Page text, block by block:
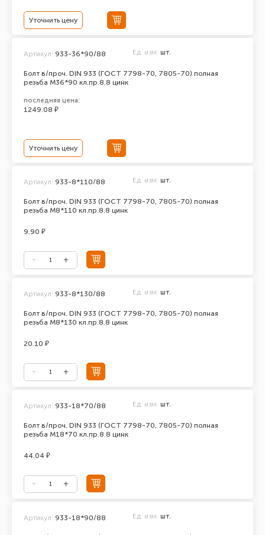
Уточнить цену
Болт в/проч. DIN 933 (ГОСТ 7798-70, 7805-70) полная
резьба М36*90 кл.пр.8.8 цинк
Артикул: 933-36*90/88 Ед. изм. шт.
последняя цена:
1249.08 ₽
Уточнить цену
Болт в/проч. DIN 933 (ГОСТ 7798-70, 7805-70) полная
резьба М8*110 кл.пр.8.8 цинк
Артикул: 933-8*110/88 Ед. изм. шт.
9.90 ₽
Болт в/проч. DIN 933 (ГОСТ 7798-70, 7805-70) полная
резьба М8*130 кл.пр.8.8 цинк
Артикул: 933-8*130/88 Ед. изм. шт.
20.10 ₽
Болт в/проч. DIN 933 (ГОСТ 7798-70, 7805-70) полная
резьба М18*70 кл.пр.8.8 цинк
Артикул: 933-18*70/88 Ед. изм. шт.
44.04 ₽
Артикул: 933-18*90/88 Ед. изм. шт.